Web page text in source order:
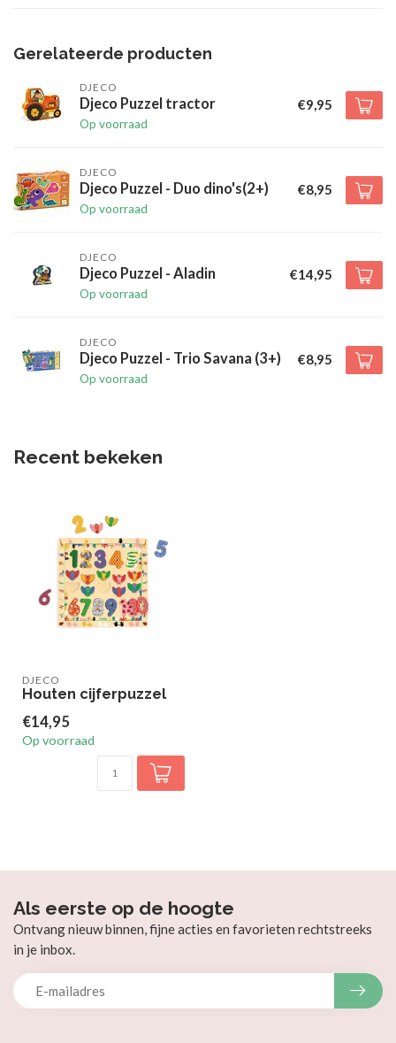
Gerelateerde producten
DJECO
Djeco Puzzel tractor
Op voorraad
€9,95
DJECO
Djeco Puzzel - Duo dino's(2+)
Op voorraad
€8,95
DJECO
Djeco Puzzel - Aladin
Op voorraad
€14,95
DJECO
Djeco Puzzel - Trio Savana (3+)
Op voorraad
€8,95
Recent bekeken
DJECO
Houten cijferpuzzel
€14,95
Op voorraad
Als eerste op de hoogte
Ontvang nieuw binnen, fijne acties en favorieten rechtstreeks
in je inbox.